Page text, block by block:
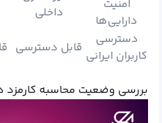
امنیت
دارایی‌ها
داخلی
دسترسی
کاربران ایرانی قابل دسترسی
بررسی وضعیت محاسبه کارمزد